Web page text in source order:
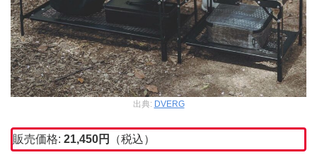
出典: DVERG
販売価格: 21,450円 （税込）